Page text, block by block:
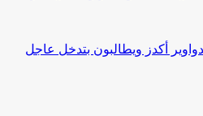
أكدز ويطالبون بتدخل عاجل